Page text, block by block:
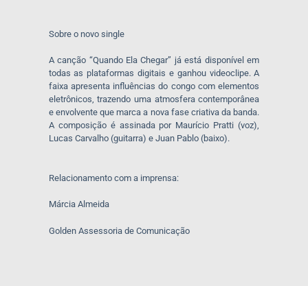
Sobre o novo single
A canção “Quando Ela Chegar” já está disponível em
todas as plataformas digitais e ganhou videoclipe. A
faixa apresenta influências do congo com elementos
eletrônicos, trazendo uma atmosfera contemporânea
e envolvente que marca a nova fase criativa da banda.
A composição é assinada por Maurício Pratti (voz),
Lucas Carvalho (guitarra) e Juan Pablo (baixo).
Relacionamento com a imprensa:
Márcia Almeida
Golden Assessoria de Comunicação